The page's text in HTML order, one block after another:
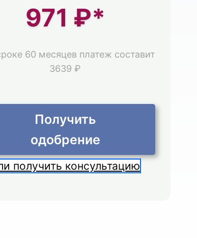
971 ₽*
60 месяцев платеж составит
3639 ₽
Получить
одобрение
получить консультацию